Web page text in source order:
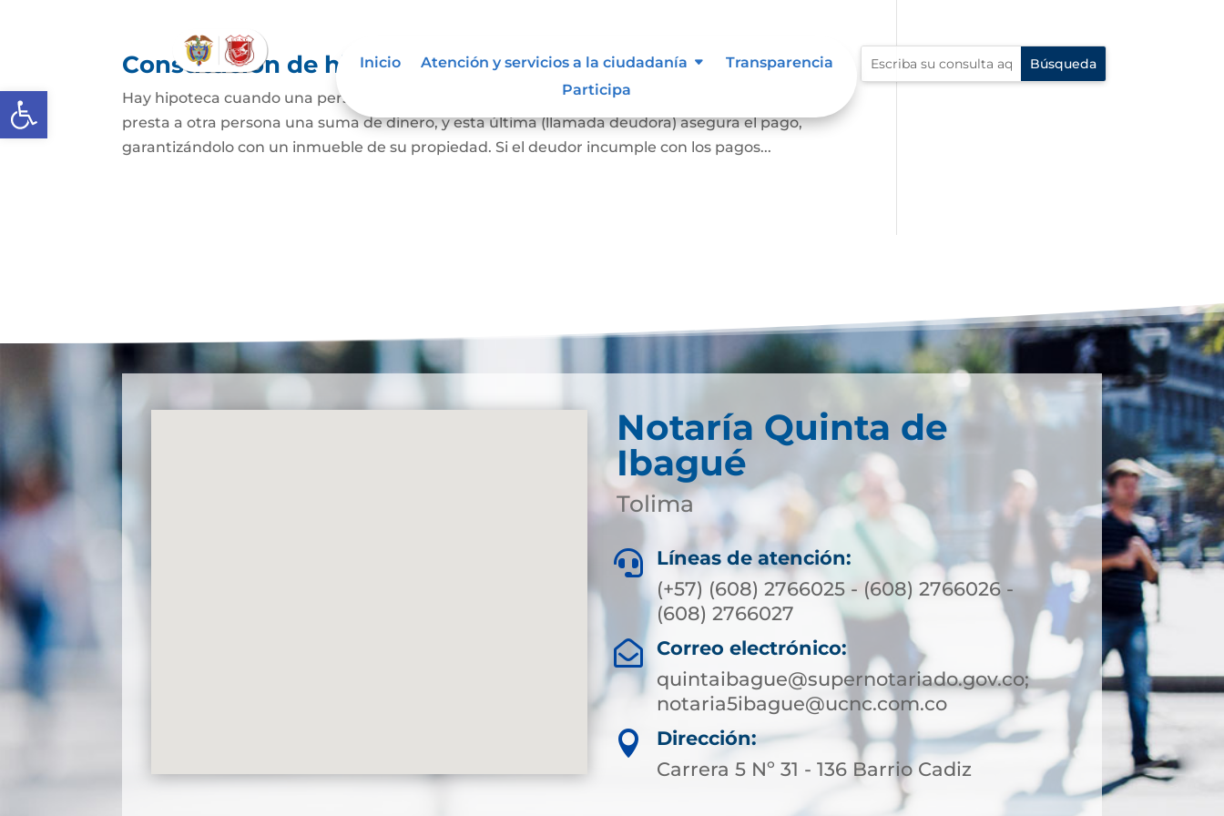
Abrir barra de herramientas
Inicio Atención y servicios a la ciudadanía
Transparencia
Participa
Constitución de hipoteca
Hay hipoteca cuando una persona, o un banco o una entidad financiera (llamada acreedora) le
presta a otra persona una suma de dinero, y esta última (llamada deudora) asegura el pago,
garantizándolo con un inmueble de su propiedad. Si el deudor incumple con los pagos...
Notaría Quinta de
Ibagué
Tolima

Líneas de atención:
(+57) (608) 2766025 - (608) 2766026 -
(608) 2766027

Correo electrónico:
quintaibague@supernotariado.gov.co;
notaria5ibague@ucnc.com.co

Dirección:
Carrera 5 Nº 31 - 136 Barrio Cadiz